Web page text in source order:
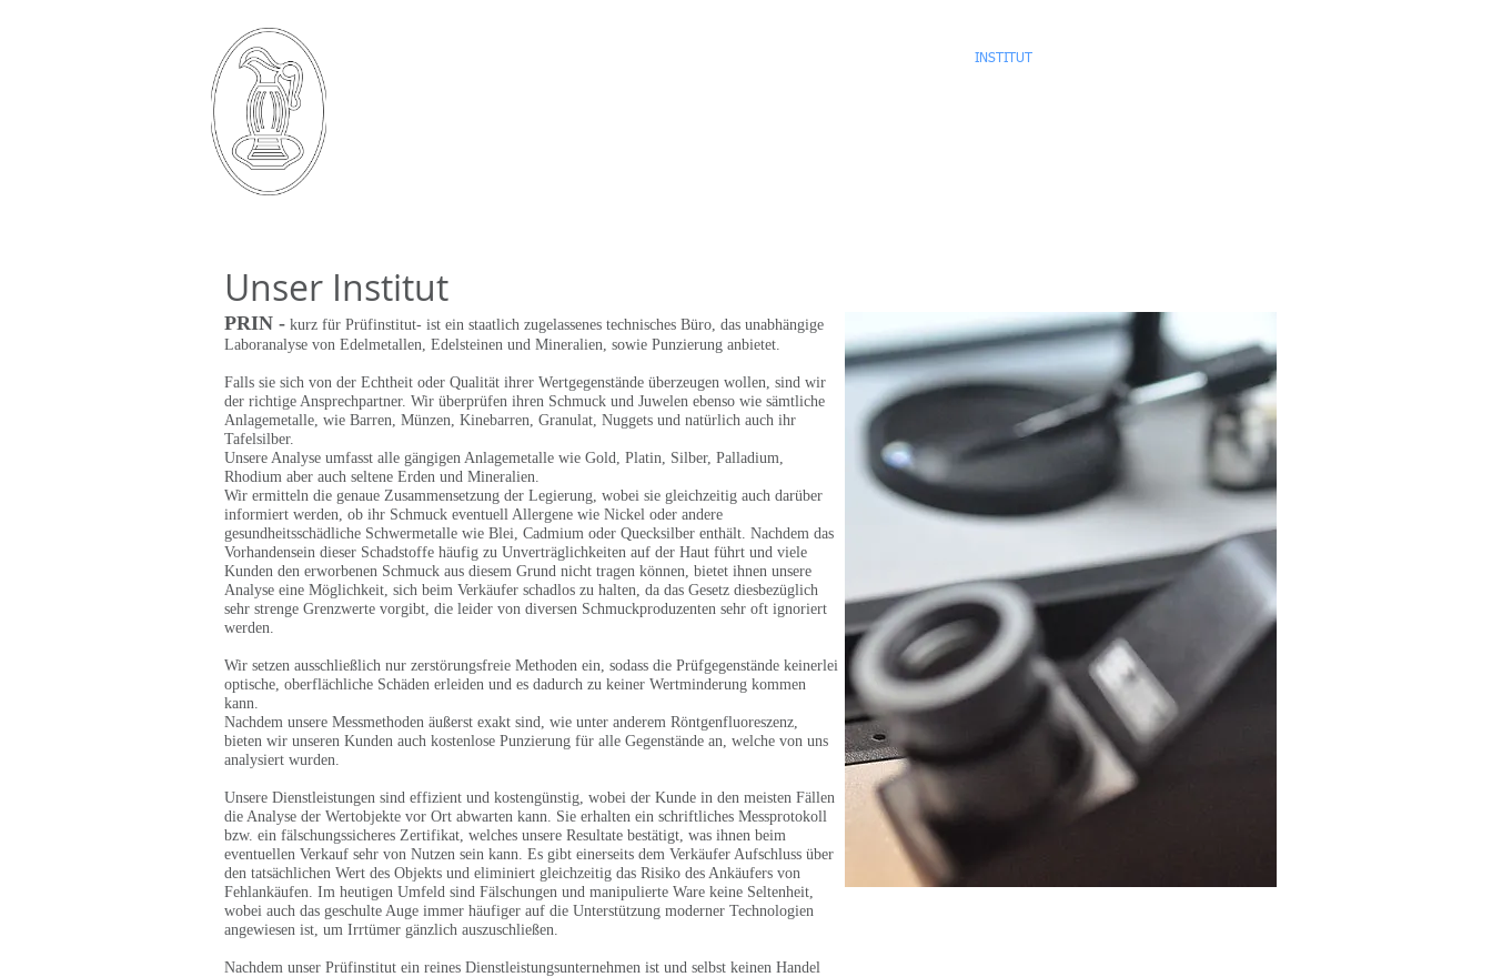
INSTITUT
Unser Institut
PRIN - kurz für Prüfinstitut- ist ein staatlich zugelassenes technisches Büro, das unabhängige
Laboranalyse von Edelmetallen, Edelsteinen und Mineralien, sowie Punzierung anbietet.
Falls sie sich von der Echtheit oder Qualität ihrer Wertgegenstände überzeugen wollen, sind wir
der richtige Ansprechpartner. Wir überprüfen ihren Schmuck und Juwelen ebenso wie sämtliche
Anlagemetalle, wie Barren, Münzen, Kinebarren, Granulat, Nuggets und natürlich auch ihr
Tafelsilber.
Unsere Analyse umfasst alle gängigen Anlagemetalle wie Gold, Platin, Silber, Palladium,
Rhodium aber auch seltene Erden und Mineralien.
Wir ermitteln die genaue Zusammensetzung der Legierung, wobei sie gleichzeitig auch darüber
informiert werden, ob ihr Schmuck eventuell Allergene wie Nickel oder andere
gesundheitsschädliche Schwermetalle wie Blei, Cadmium oder Quecksilber enthält. Nachdem das
Vorhandensein dieser Schadstoffe häufig zu Unverträglichkeiten auf der Haut führt und viele
Kunden den erworbenen Schmuck aus diesem Grund nicht tragen können, bietet ihnen unsere
Analyse eine Möglichkeit, sich beim Verkäufer schadlos zu halten, da das Gesetz diesbezüglich
sehr strenge Grenzwerte vorgibt, die leider von diversen Schmuckproduzenten sehr oft ignoriert
werden.
Wir setzen ausschließlich nur zerstörungsfreie Methoden ein, sodass die Prüfgegenstände keinerlei
optische, oberflächliche Schäden erleiden und es dadurch zu keiner Wertminderung kommen
kann.
Nachdem unsere Messmethoden äußerst exakt sind, wie unter anderem Röntgenfluoreszenz,
bieten wir unseren Kunden auch kostenlose Punzierung für alle Gegenstände an, welche von uns
analysiert wurden.
Unsere Dienstleistungen sind effizient und kostengünstig, wobei der Kunde in den meisten Fällen
die Analyse der Wertobjekte vor Ort abwarten kann. Sie erhalten ein schriftliches Messprotokoll
bzw. ein fälschungssicheres Zertifikat, welches unsere Resultate bestätigt, was ihnen beim
eventuellen Verkauf sehr von Nutzen sein kann. Es gibt einerseits dem Verkäufer Aufschluss über
den tatsächlichen Wert des Objekts und eliminiert gleichzeitig das Risiko des Ankäufers von
Fehlankäufen. Im heutigen Umfeld sind Fälschungen und manipulierte Ware keine Seltenheit,
wobei auch das geschulte Auge immer häufiger auf die Unterstützung moderner Technologien
angewiesen ist, um Irrtümer gänzlich auszuschließen.
Nachdem unser Prüfinstitut ein reines Dienstleistungsunternehmen ist und selbst keinen Handel